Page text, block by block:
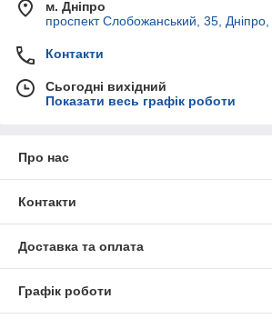
м. Дніпро
проспект Слобожанський, 35, Дніпро,
Контакти
Сьогодні вихідний
Показати весь графік роботи
Про нас
Контакти
Доставка та оплата
Графік роботи